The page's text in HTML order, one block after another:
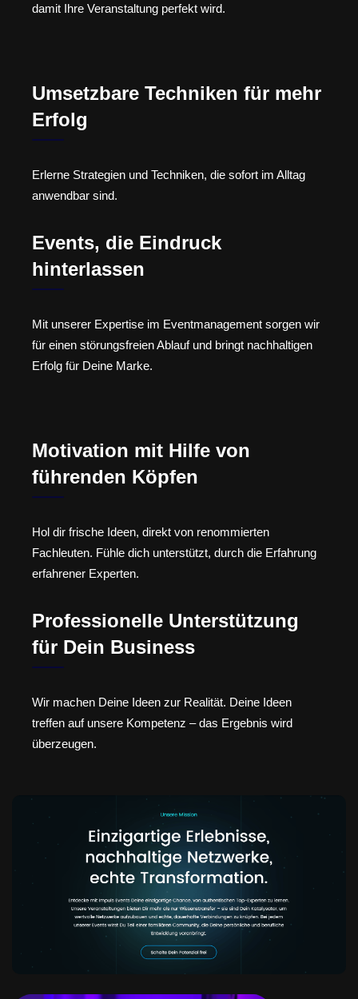
damit Ihre Veranstaltung perfekt wird.
Umsetzbare Techniken für mehr
Erfolg
Erlerne Strategien und Techniken, die sofort im Alltag
anwendbar sind.
Events, die Eindruck
hinterlassen
Mit unserer Expertise im Eventmanagement sorgen wir
für einen störungsfreien Ablauf und bringt nachhaltigen
Erfolg für Deine Marke.
Motivation mit Hilfe von
führenden Köpfen
Hol dir frische Ideen, direkt von renommierten
Fachleuten. Fühle dich unterstützt, durch die Erfahrung
erfahrener Experten.
Professionelle Unterstützung
für Dein Business
Wir machen Deine Ideen zur Realität. Deine Ideen
treffen auf unsere Kompetenz – das Ergebnis wird
überzeugen.